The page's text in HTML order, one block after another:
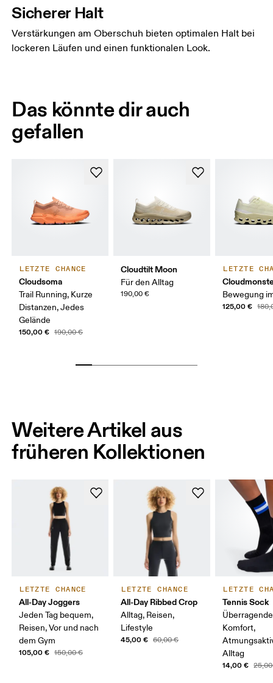
Sicherer Halt
Verstärkungen am Oberschuh bieten optimalen Halt bei
lockeren Läufen und einen funktionalen Look.
Das könnte dir auch
gefallen
LETZTE CHANCE
Cloudsoma
Trail Running, Kurze
Distanzen, Jedes
Gelände
150,00 € 190,00 €
Cloudtilt Moon
Für den Alltag
190,00 €
LETZTE
Bewegung
125,00 €
Weitere Artikel aus
früheren Kollektionen
LETZTE CHANCE
All-Day Joggers
Jeden Tag bequem,
Reisen, Vor und nach
dem Gym
105,00 € 150,00 €
LETZTE CHANCE
All-Day Ribbed Crop
Alltag, Reisen,
Lifestyle
45,00 € 60,00 €
LETZTE
Tennis Sock
Komfort,
Alltag
14,00 €